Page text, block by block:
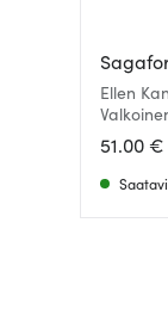
Ellen
51.00 €